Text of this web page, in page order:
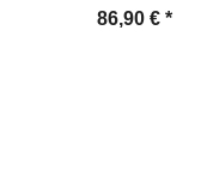
Anschluss:77 MM
86,90 € *